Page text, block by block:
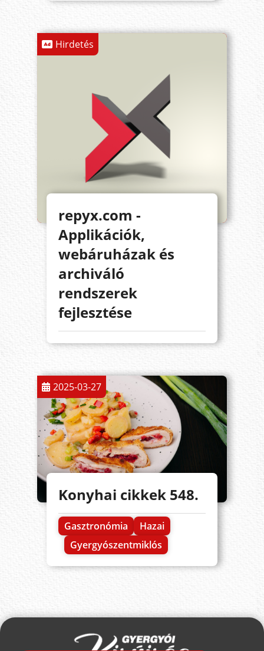
Hirdetés
repyx.com -
Applikációk,
webáruházak és
archiváló
rendszerek
fejlesztése
2025-03-27
Konyhai cikkek 548.
Gasztronómia
Hazai
Gyergyószentmiklós